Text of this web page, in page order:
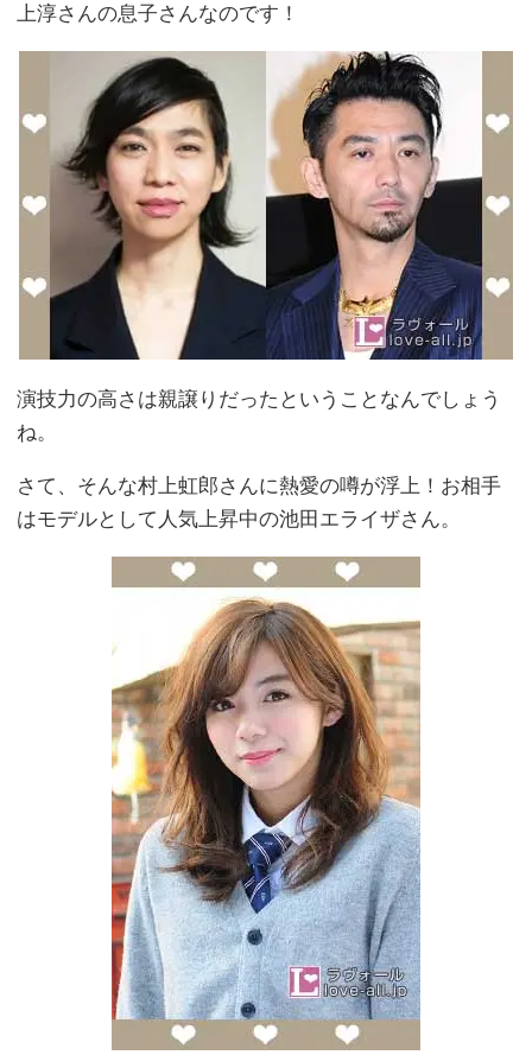
上淳さんの息子さんなのです！
演技力の高さは親譲りだったということなんでしょう
ね。
さて、そんな村上虹郎さんに熱愛の噂が浮上！お相手
はモデルとして人気上昇中の池田エライザさん。